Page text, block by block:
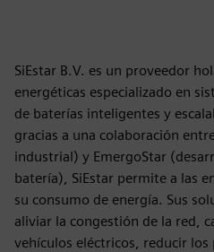
SiEstar B.V. es un proveedor
energéticas especializado en
de baterías inteligentes y
gracias a una colaboración
industrial) y EmergoStar
batería), SiEstar permite a las
su consumo de energía. Sus
aliviar la congestión de la red,
vehículos eléctricos, reducir los